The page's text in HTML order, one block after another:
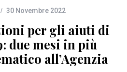
C
H
30 Novembre 2022
per gli aiuti di
due mesi in più
all’Agenzia